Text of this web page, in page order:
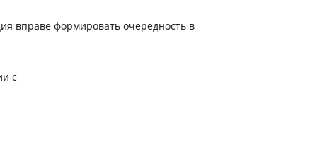
вправе формировать очередность в
с